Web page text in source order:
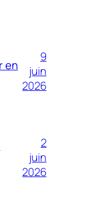
en
9
juin
2026
2
juin
2026